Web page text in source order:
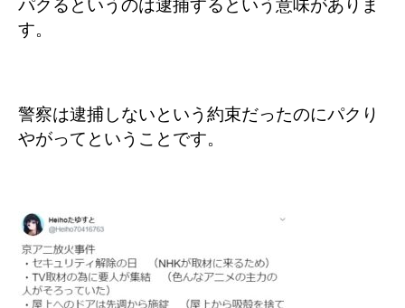
パクるというのは逮捕するという意味がありま
す。
警察は逮捕しないという約束だったのにパクり
やがってということです。